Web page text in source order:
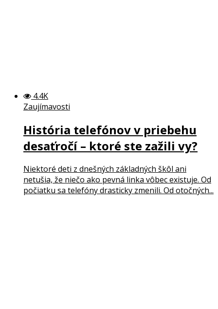
4.4K
Zaujímavosti
História telefónov v priebehu
desaťročí – ktoré ste zažili vy?
Niektoré deti z dnešných základných škôl ani
netušia, že niečo ako pevná linka vôbec existuje. Od
počiatku sa telefóny drasticky zmenili. Od otočných...